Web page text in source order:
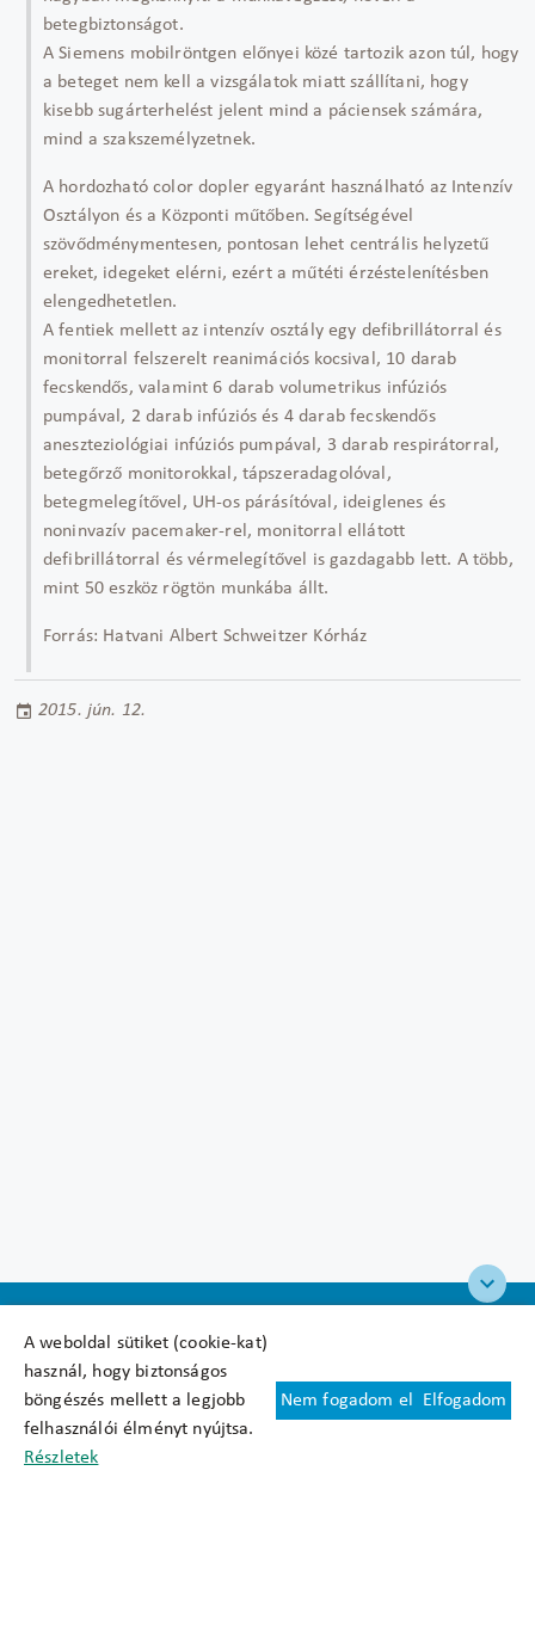
A weboldal sütiket (cookie-kat)
használ, hogy biztonságos
böngészés mellett a legjobb
felhasználói élményt nyújtsa.
Részletek
Nem fogadom el Elfogadom
betegbiztonságot.
A Siemens mobilröntgen előnyei közé tartozik azon túl, hogy
a beteget nem kell a vizsgálatok miatt szállítani, hogy
kisebb sugárterhelést jelent mind a páciensek számára,
mind a szakszemélyzetnek.
A hordozható color dopler egyaránt használható az Intenzív
Osztályon és a Központi műtőben. Segítségével
szövődménymentesen, pontosan lehet centrális helyzetű
ereket, idegeket elérni, ezért a műtéti érzéstelenítésben
elengedhetetlen.
A fentiek mellett az intenzív osztály egy defibrillátorral és
monitorral felszerelt reanimációs kocsival, 10 darab
fecskendős, valamint 6 darab volumetrikus infúziós
pumpával, 2 darab infúziós és 4 darab fecskendős
aneszteziológiai infúziós pumpával, 3 darab respirátorral,
betegőrző monitorokkal, tápszeradagolóval,
betegmelegítővel, UH-os párásítóval, ideiglenes és
noninvazív pacemaker-rel, monitorral ellátott
defibrillátorral és vérmelegítővel is gazdagabb lett. A több,
mint 50 eszköz rögtön munkába állt.
Forrás: Hatvani Albert Schweitzer Kórház
2015. jún. 12.
Felhasználási feltételek